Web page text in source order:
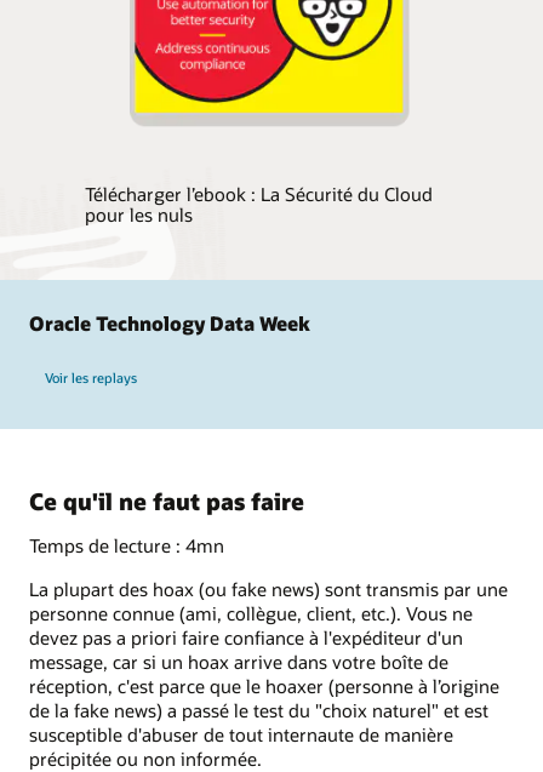
Télécharger l’ebook : La Sécurité du Cloud
pour les nuls
Oracle Technology Data Week
Voir les replays
Ce qu'il ne faut pas faire
Temps de lecture : 4mn
La plupart des hoax (ou fake news) sont transmis par une
personne connue (ami, collègue, client, etc.). Vous ne
devez pas a priori faire confiance à l'expéditeur d'un
message, car si un hoax arrive dans votre boîte de
réception, c'est parce que le hoaxer (personne à l’origine
de la fake news) a passé le test du "choix naturel" et est
susceptible d'abuser de tout internaute de manière
précipitée ou non informée.